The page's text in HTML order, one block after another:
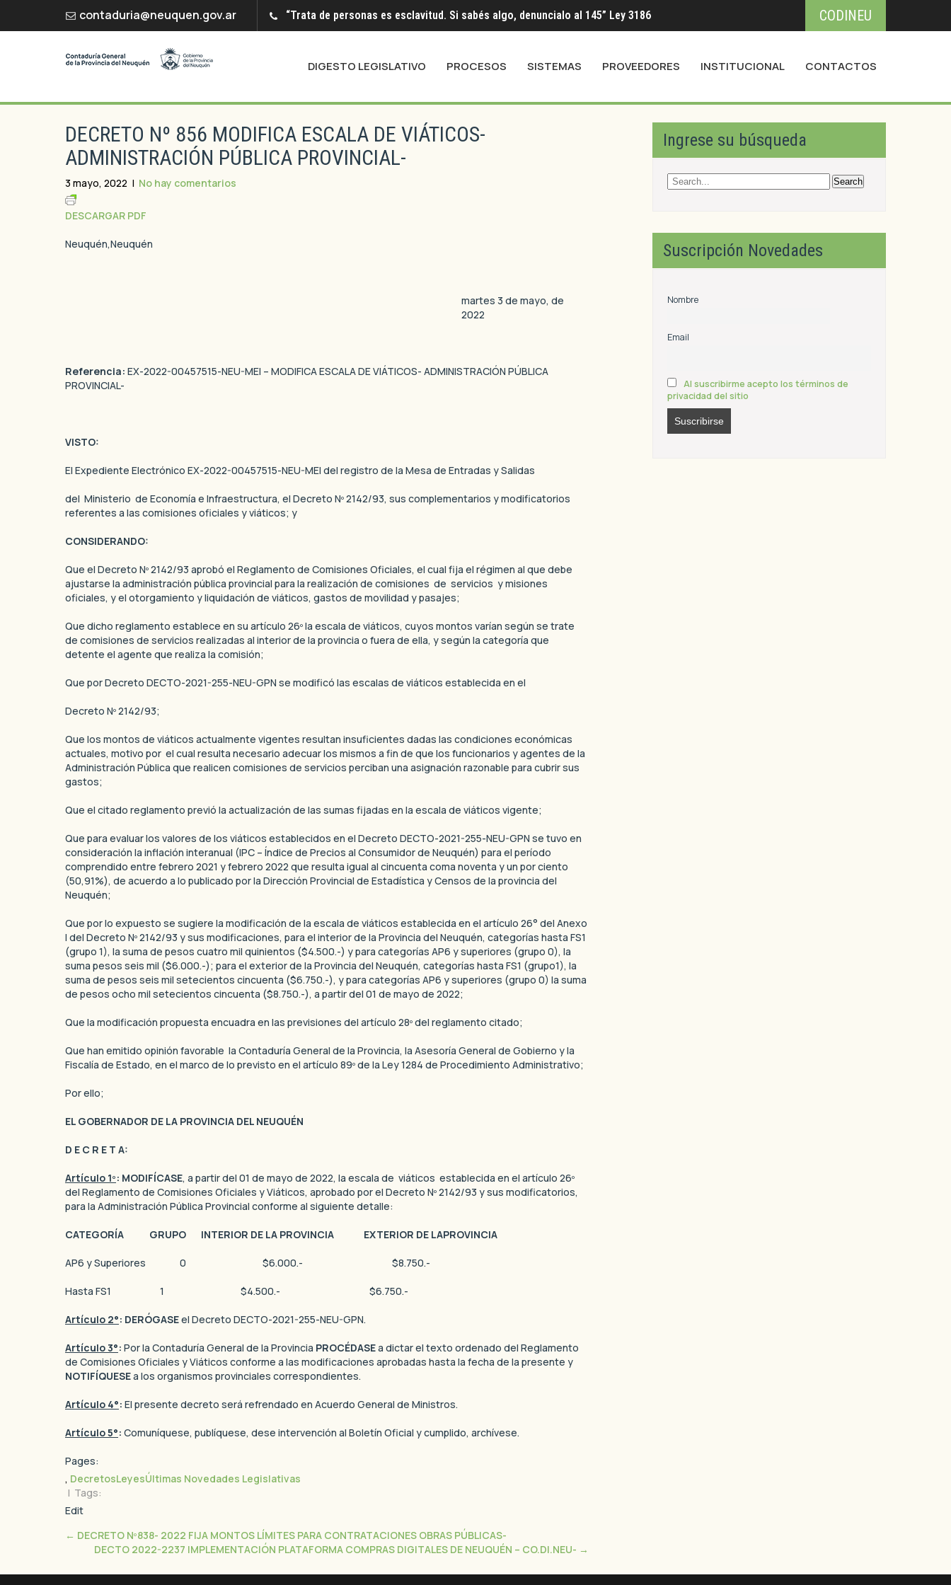
contaduria@neuquen.gov.ar “Trata de personas es esclavitud. Si sabés algo, denuncialo al 145” Ley 3186 CODINEU
DIGESTO LEGISLATIVO PROCESOS SISTEMAS PROVEEDORES INSTITUCIONAL CONTACTOS
DECRETO Nº 856 MODIFICA ESCALA DE VIÁTICOS-
ADMINISTRACIÓN PÚBLICA PROVINCIAL-
3 mayo, 2022 | No hay comentarios
DESCARGAR PDF
Neuquén,Neuquén
martes 3 de mayo, de
2022
Referencia: EX-2022-00457515-NEU-MEI – MODIFICA ESCALA DE VIÁTICOS- ADMINISTRACIÓN PÚBLICA
PROVINCIAL-
VISTO:
El Expediente Electrónico EX-2022-00457515-NEU-MEI del registro de la Mesa de Entradas y Salidas
del Ministerio de Economía e Infraestructura, el Decreto Nº 2142/93, sus complementarios y modificatorios
referentes a las comisiones oficiales y viáticos; y
CONSIDERANDO:
Que el Decreto Nº 2142/93 aprobó el Reglamento de Comisiones Oficiales, el cual fija el régimen al que debe
ajustarse la administración pública provincial para la realización de comisiones de servicios y misiones
oficiales, y el otorgamiento y liquidación de viáticos, gastos de movilidad y pasajes;
Que dicho reglamento establece en su artículo 26º la escala de viáticos, cuyos montos varían según se trate
de comisiones de servicios realizadas al interior de la provincia o fuera de ella, y según la categoría que
detente el agente que realiza la comisión;
Que por Decreto DECTO-2021-255-NEU-GPN se modificó las escalas de viáticos establecida en el
Decreto Nº 2142/93;
Que los montos de viáticos actualmente vigentes resultan insuficientes dadas las condiciones económicas
actuales, motivo por el cual resulta necesario adecuar los mismos a fin de que los funcionarios y agentes de la
Administración Pública que realicen comisiones de servicios perciban una asignación razonable para cubrir sus
gastos;
Que el citado reglamento previó la actualización de las sumas fijadas en la escala de viáticos vigente;
Que para evaluar los valores de los viáticos establecidos en el Decreto DECTO-2021-255-NEU-GPN se tuvo en
consideración la inflación interanual (IPC – Índice de Precios al Consumidor de Neuquén) para el período
comprendido entre febrero 2021 y febrero 2022 que resulta igual al cincuenta coma noventa y un por ciento
(50,91%), de acuerdo a lo publicado por la Dirección Provincial de Estadística y Censos de la provincia del
Neuquén;
Que por lo expuesto se sugiere la modificación de la escala de viáticos establecida en el artículo 26° del Anexo
I del Decreto Nº 2142/93 y sus modificaciones, para el interior de la Provincia del Neuquén, categorías hasta FS1
(grupo 1), la suma de pesos cuatro mil quinientos ($4.500.-) y para categorías AP6 y superiores (grupo 0), la
suma pesos seis mil ($6.000.-); para el exterior de la Provincia del Neuquén, categorías hasta FS1 (grupo1), la
suma de pesos seis mil setecientos cincuenta ($6.750.-), y para categorías AP6 y superiores (grupo 0) la suma
de pesos ocho mil setecientos cincuenta ($8.750.-), a partir del 01 de mayo de 2022;
Que la modificación propuesta encuadra en las previsiones del artículo 28º del reglamento citado;
Que han emitido opinión favorable la Contaduría General de la Provincia, la Asesoría General de Gobierno y la
Fiscalía de Estado, en el marco de lo previsto en el artículo 89º de la Ley 1284 de Procedimiento Administrativo;
Por ello;
EL GOBERNADOR DE LA PROVINCIA DEL NEUQUÉN
D E C R E T A:
Artículo 1º: MODIFÍCASE, a partir del 01 de mayo de 2022, la escala de viáticos establecida en el artículo 26º
del Reglamento de Comisiones Oficiales y Viáticos, aprobado por el Decreto Nº 2142/93 y sus modificatorios,
para la Administración Pública Provincial conforme al siguiente detalle:
CATEGORÍA GRUPO INTERIOR DE LA PROVINCIA EXTERIOR DE LAPROVINCIA
AP6 y Superiores 0 $6.000.- $8.750.-
Hasta FS1 1 $4.500.- $6.750.-
Artículo 2°: DERÓGASEel Decreto DECTO-2021-255-NEU-GPN.
Artículo 3°: Por la Contaduría General de la Provincia PROCÉDASEa dictar el texto ordenado del Reglamento
de Comisiones Oficiales y Viáticos conforme a las modificaciones aprobadas hasta la fecha de la presente y
NOTIFÍQUESEa los organismos provinciales correspondientes.
Artículo 4°: El presente decreto será refrendado en Acuerdo General de Ministros.
Artículo 5°: Comuníquese, publíquese, dese intervención al Boletín Oficial y cumplido, archívese.
Pages:
, DecretosLeyesÚltimas Novedades Legislativas
| Tags:
Edit
← DECRETO Nº838- 2022 FIJA MONTOS LÍMITES PARA CONTRATACIONES OBRAS PÚBLICAS-
DECTO 2022-2237 IMPLEMENTACIÓN PLATAFORMA COMPRAS DIGITALES DE NEUQUÉN – CO.DI.NEU- →
Ingrese su búsqueda
Suscripción Novedades
Nombre
Email
Al suscribirme acepto los términos de
privacidad del sitio